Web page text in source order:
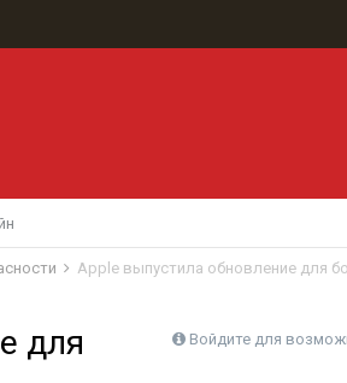
Apple выпустила обновление для
Войдите для
для